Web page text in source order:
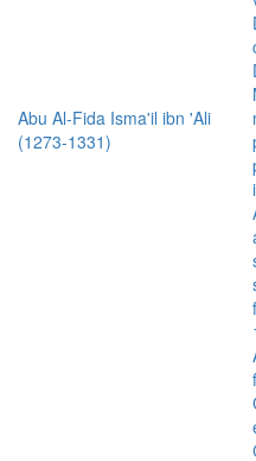
Abu Al-Fida Isma'il ibn 'Ali
(1273-1331)